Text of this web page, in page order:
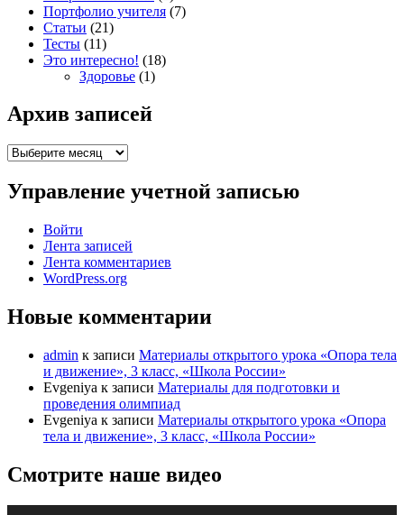
Портфолио учителя (7)
Статьи (21)
Тесты (11)
Это интересно! (18)
Здоровье (1)
Архив записей
Архив
Управление учетной записью
Войти
Лента записей
Лента комментариев
WordPress.org
Новые комментарии
admin к записи Материалы открытого урока «Опора тела
и движение», 3 класс, «Школа России»
Evgeniya к записи Материалы для подготовки и
проведения олимпиад
Evgeniya к записи Материалы открытого урока «Опора
тела и движение», 3 класс, «Школа России»
Смотрите наше видео